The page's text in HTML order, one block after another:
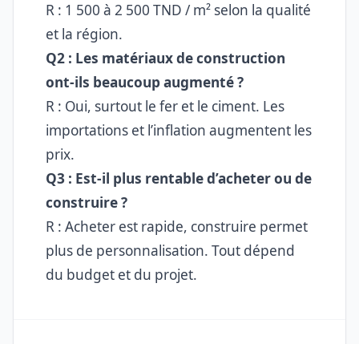
R : 1 500 à 2 500 TND / m² selon la qualité
et la région.
Q2 : Les matériaux de construction
ont-ils beaucoup augmenté ?
R : Oui, surtout le fer et le ciment. Les
importations et l’inflation augmentent les
prix.
Q3 : Est-il plus rentable d’acheter ou de
construire ?
R : Acheter est rapide, construire permet
plus de personnalisation. Tout dépend
du budget et du projet.